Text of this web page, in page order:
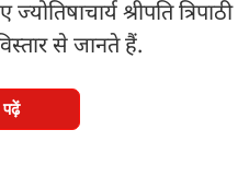
श्रीपति त्रिपाठी
से जानते हैं.